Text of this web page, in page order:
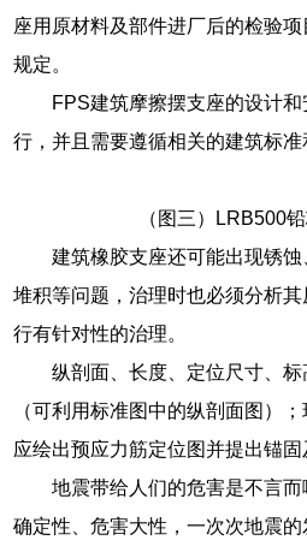
座用原材料及部件进厂后的检验
规定。
FPS建筑摩擦摆支座的设计
行，并且需要遵循相关的建筑标准
（图三）LRB500
建筑橡胶支座还可能出现锈
堆积等问题，治理时也必须分析
行有针对性的治理。
纵剖面、长度、定位尺寸、
（可利用标准图中的纵剖面图）
应绘出预应力筋定位图并提出锚固
地震带给人们的危害是不言
确定性、危害大性，一次次地震